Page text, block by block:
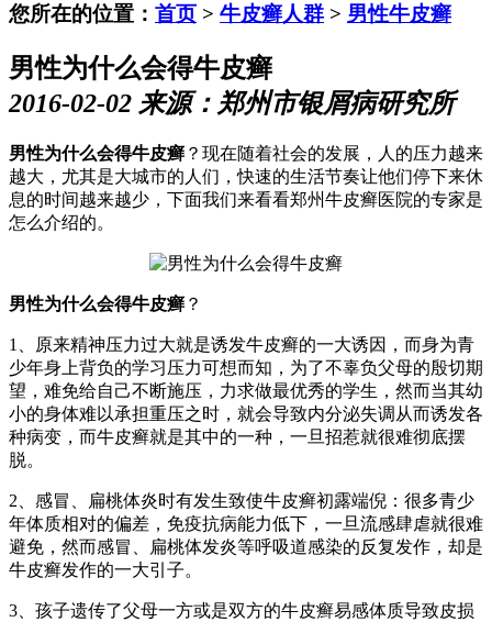
您所在的位置： 首页 > 牛皮癣人群 > 男性牛皮癣
男性为什么会得牛皮癣
2016-02-02 来源：郑州市银屑病研究所
男性为什么会得牛皮癣 ？现在随着社会的发展，人的压力越来
越大，尤其是大城市的人们，快速的生活节奏让他们停下来休
息的时间越来越少，下面我们来看看郑州牛皮癣医院的专家是
怎么介绍的。
男性为什么会得牛皮癣 ？
1、原来精神压力过大就是诱发牛皮癣的一大诱因，而身为青
少年身上背负的学习压力可想而知，为了不辜负父母的殷切期
望，难免给自己不断施压，力求做最优秀的学生，然而当其幼
小的身体难以承担重压之时，就会导致内分泌失调从而诱发各
种病变，而牛皮癣就是其中的一种，一旦招惹就很难彻底摆
脱。
2、感冒、扁桃体炎时有发生致使牛皮癣初露端倪：很多青少
年体质相对的偏差，免疫抗病能力低下，一旦流感肆虐就很难
避免，然而感冒、扁桃体发炎等呼吸道感染的反复发作，却是
牛皮癣发作的一大引子。
3、孩子遗传了父母一方或是双方的牛皮癣易感体质导致皮损